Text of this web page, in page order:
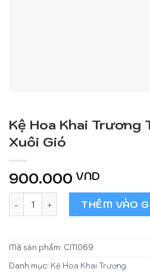
Kệ Hoa Khai Trương
Xuôi Gió
900.000 VND
Kệ Hoa Khai Trương Thuận
THÊM VÀO
Mã sản phẩm: CM069
Danh mục: Kệ Hoa Khai Trương